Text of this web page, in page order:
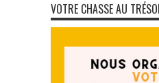
VOTRE CHASSE AU